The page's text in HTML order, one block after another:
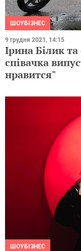
ШОУБІЗНЕС
9 грудня 2021, 14:15
Ірина Білик
співачка
нравится"
ШОУБІЗНЕС